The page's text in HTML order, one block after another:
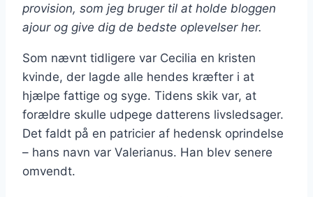
provision, som jeg bruger til at holde bloggen
ajour og give dig de bedste oplevelser her.
Som nævnt tidligere var Cecilia en kristen
kvinde, der lagde alle hendes kræfter i at
hjælpe fattige og syge. Tidens skik var, at
forældre skulle udpege datterens livsledsager.
Det faldt på en patricier af hedensk oprindelse
– hans navn var Valerianus. Han blev senere
omvendt.